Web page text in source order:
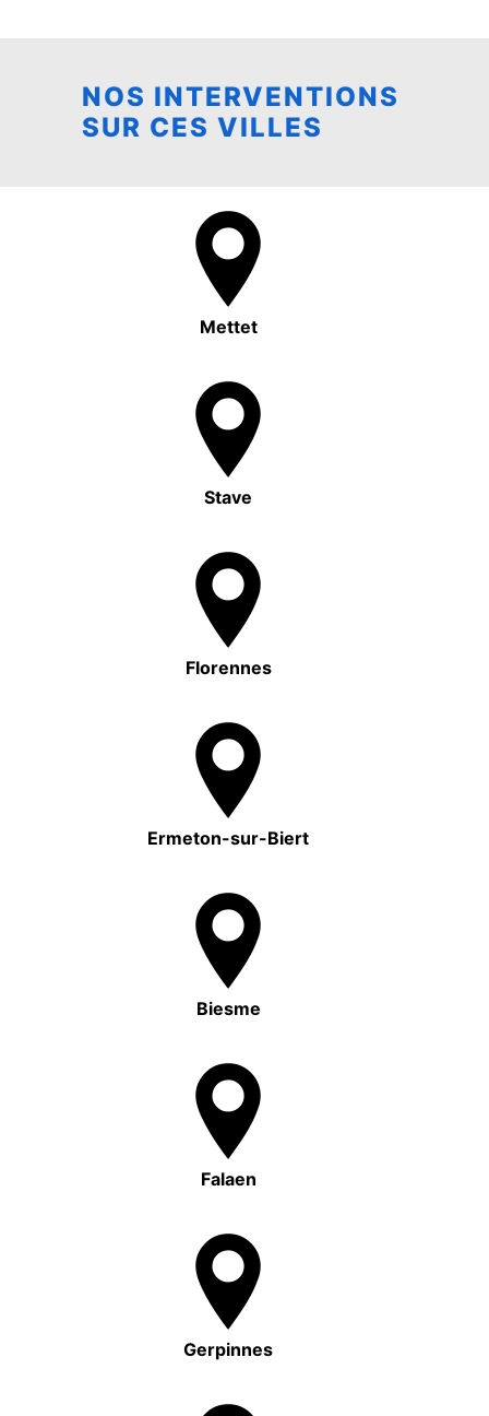
NOS INTERVENTIONS
SUR CES VILLES
Mettet
Stave
Florennes
Ermeton-sur-Biert
Biesme
Falaen
Gerpinnes